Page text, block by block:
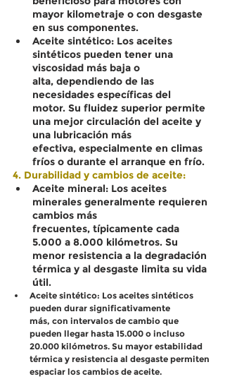
mayor kilometraje o con desgaste
en sus componentes.
Aceite sintético: Los aceites
sintéticos pueden tener una
viscosidad más baja o
alta, dependiendo de las
necesidades específicas del
motor. Su fluidez superior permite
una mejor circulación del aceite y
una lubricación más
efectiva, especialmente en climas
fríos o durante el arranque en frío.
4. Durabilidad y cambios de aceite:
Aceite mineral: Los aceites
minerales generalmente requieren
cambios más
frecuentes, típicamente cada
5.000 a 8.000 kilómetros. Su
menor resistencia a la degradación
térmica y al desgaste limita su vida
útil.
Aceite sintético: Los aceites sintéticos
pueden durar significativamente
más, con intervalos de cambio que
pueden llegar hasta 15.000 o incluso
20.000 kilómetros. Su mayor estabilidad
térmica y resistencia al desgaste permiten
espaciar los cambios de aceite.